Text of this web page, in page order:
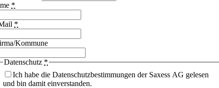
*
*
Kommune
Datenschutz *
Ich habe die Datenschutzbestimmungen der Saxess AG gelesen
und bin damit einverstanden.